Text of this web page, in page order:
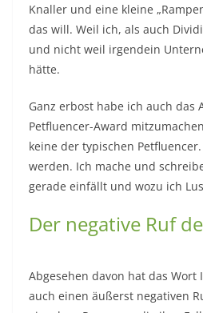
Knaller und eine kleine
das will. Weil ich, als auch
und nicht weil irgendein
hätte.
Ganz erbost habe ich auch das
Petfluencer-Award
keine der typischen
werden. Ich mache und
gerade einfällt und wozu ich
Der negative Ruf
Abgesehen davon hat das
auch einen äußerst negativen